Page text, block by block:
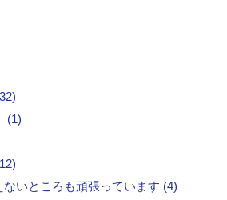
(1)
いところも頑張っています (4)